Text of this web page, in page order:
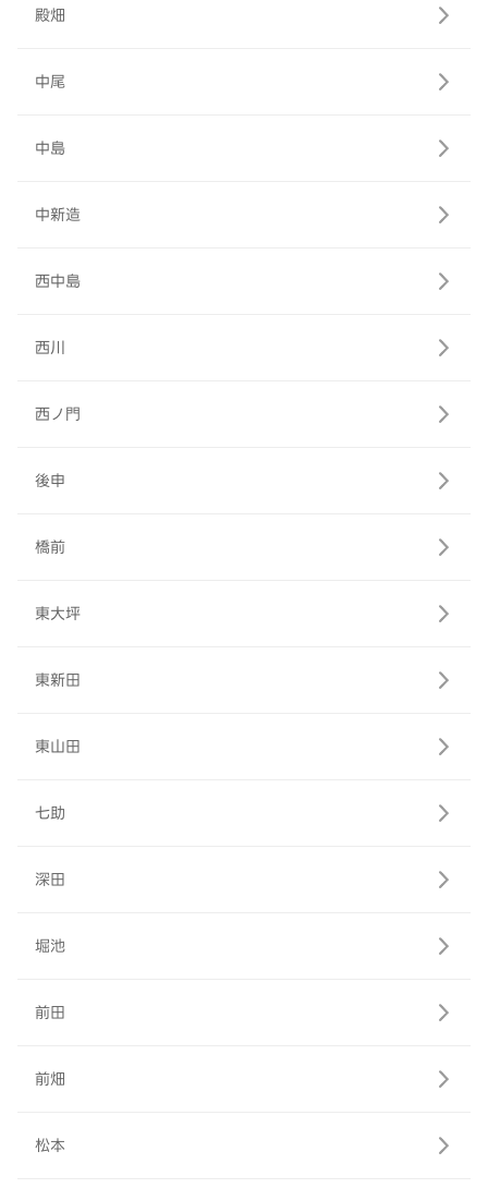
殿畑
中尾
中島
中新造
西中島
西川
西ノ門
後申
橋前
東大坪
東新田
東山田
七助
深田
堀池
前田
前畑
松本